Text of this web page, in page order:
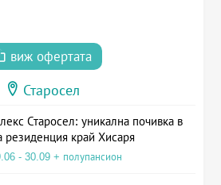
виж офертата
Старосел
Старосел: уникална почивка в
резиденция край Хисаря
- 30.09 + полупансион